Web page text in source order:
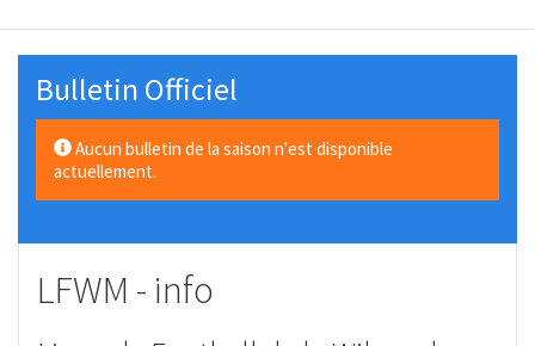
Bulletin Officiel
Aucun bulletin de la saison n'est disponible
actuellement.
LFWM - info